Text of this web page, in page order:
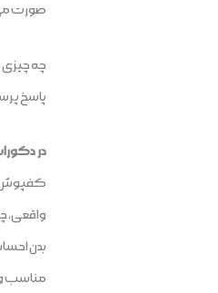
صورت می
چه چیزی
پاسخ
در
کفپوش
واقعی،
بدن
مناسب